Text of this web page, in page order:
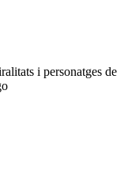
i personatges de